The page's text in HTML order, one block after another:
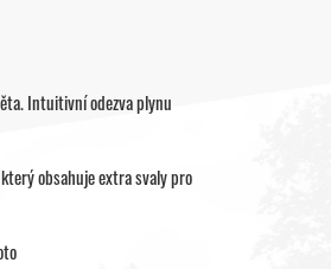
Intuitivní odezva plynu
obsahuje extra svaly pro